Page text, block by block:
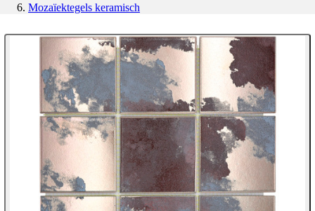
Mozaïektegels keramisch